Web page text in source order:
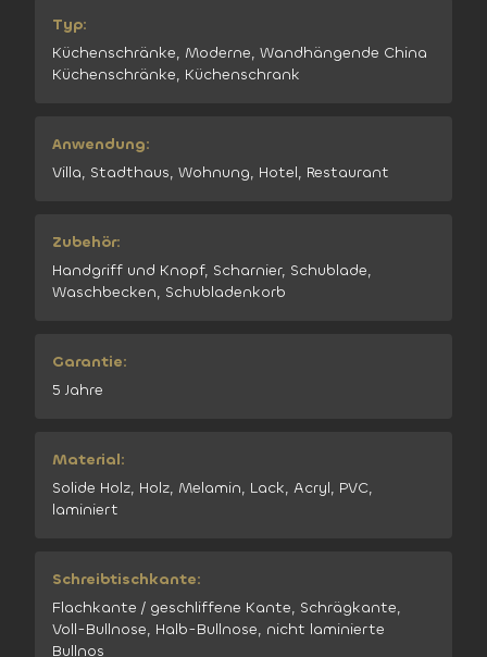
Typ:
Küchenschränke, Moderne, Wandhängende China
Küchenschränke, Küchenschrank
Anwendung:
Villa, Stadthaus, Wohnung, Hotel, Restaurant
Zubehör:
Handgriff und Knopf, Scharnier, Schublade,
Waschbecken, Schubladenkorb
Garantie:
5 Jahre
Material:
Solide Holz, Holz, Melamin, Lack, Acryl, PVC,
laminiert
Schreibtischkante:
Flachkante / geschliffene Kante, Schrägkante,
Voll-Bullnose, Halb-Bullnose, nicht laminierte
Bullnos